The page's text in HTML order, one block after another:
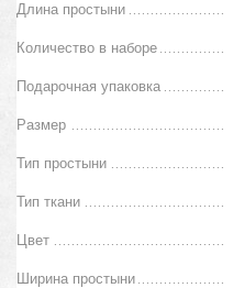
Длина простыни
Количество в наборе
Подарочная упаковка
Размер
Тип простыни
Тип ткани
Цвет
Ширина простыни